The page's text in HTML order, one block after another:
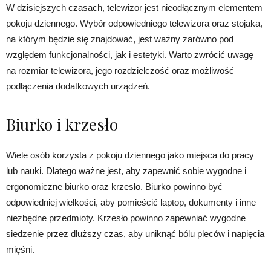
W dzisiejszych czasach, telewizor jest nieodłącznym elementem
pokoju dziennego. Wybór odpowiedniego telewizora oraz stojaka,
na którym będzie się znajdować, jest ważny zarówno pod
względem funkcjonalności, jak i estetyki. Warto zwrócić uwagę
na rozmiar telewizora, jego rozdzielczość oraz możliwość
podłączenia dodatkowych urządzeń.
Biurko i krzesło
Wiele osób korzysta z pokoju dziennego jako miejsca do pracy
lub nauki. Dlatego ważne jest, aby zapewnić sobie wygodne i
ergonomiczne biurko oraz krzesło. Biurko powinno być
odpowiedniej wielkości, aby pomieścić laptop, dokumenty i inne
niezbędne przedmioty. Krzesło powinno zapewniać wygodne
siedzenie przez dłuższy czas, aby uniknąć bólu pleców i napięcia
mięśni.